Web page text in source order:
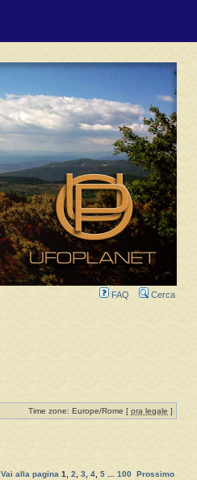
FAQ Cerca
Time zone: Europe/Rome [ ora legale ]
Vai alla pagina 1, 2, 3, 4, 5 ... 100 Prossimo